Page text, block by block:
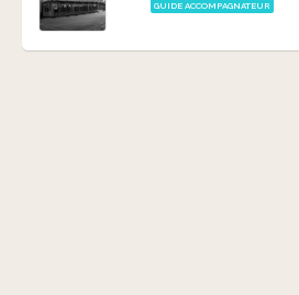
GUIDE ACCOMPAGNATEUR